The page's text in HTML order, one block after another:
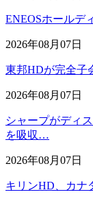
ENEOSホールデ
2026年08月07日
東邦HDが完全子
2026年08月07日
シャープがディ
を吸収…
2026年08月07日
キリンHD、カナ